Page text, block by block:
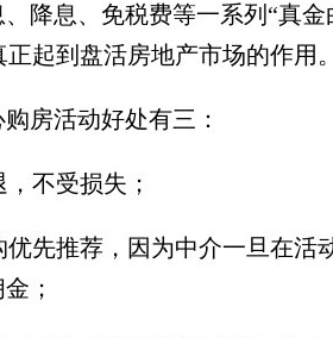
降息、免税费等一系列“真金
起到盘活房地产市场的作用。
房活动好处有三：
不受损失；
推荐，因为中介一旦在活
；